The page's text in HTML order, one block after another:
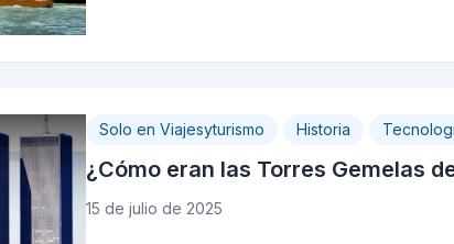
Solo en Viajesyturismo Historia
¿Cómo eran las Torres Gemelas
15 de julio de 2025